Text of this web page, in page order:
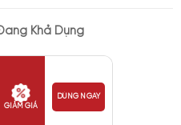
Khả Dụng
GIẢM GIÁ
DÙNG NGAY